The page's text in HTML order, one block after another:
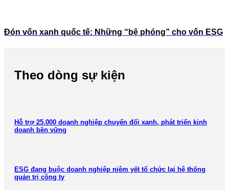
Đón vốn xanh quốc tế: Những “bệ phóng” cho vốn ESG
Theo dòng sự kiện
Hỗ trợ 25.000 doanh nghiệp chuyển đổi xanh, phát triển kinh
doanh bền vững
ESG đang buộc doanh nghiệp niêm yết tổ chức lại hệ thống
quản trị công ty